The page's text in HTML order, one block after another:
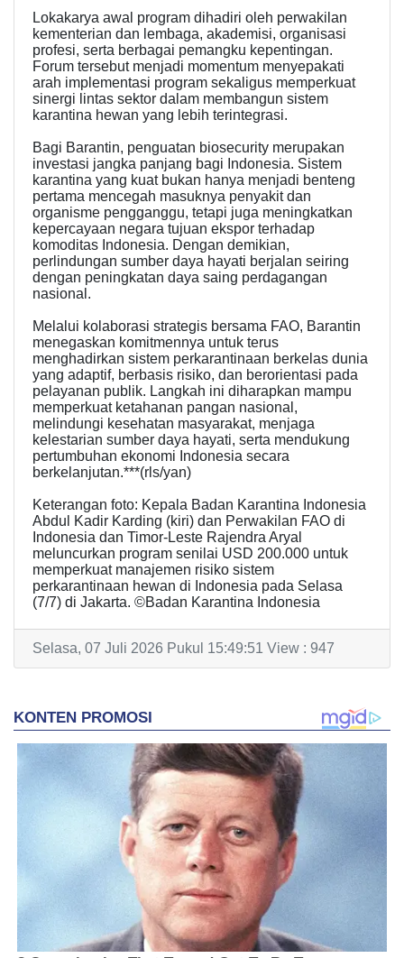
Lokakarya awal program dihadiri oleh perwakilan
kementerian dan lembaga, akademisi, organisasi
profesi, serta berbagai pemangku kepentingan.
Forum tersebut menjadi momentum menyepakati
arah implementasi program sekaligus memperkuat
sinergi lintas sektor dalam membangun sistem
karantina hewan yang lebih terintegrasi.
Bagi Barantin, penguatan biosecurity merupakan
investasi jangka panjang bagi Indonesia. Sistem
karantina yang kuat bukan hanya menjadi benteng
pertama mencegah masuknya penyakit dan
organisme pengganggu, tetapi juga meningkatkan
kepercayaan negara tujuan ekspor terhadap
komoditas Indonesia. Dengan demikian,
perlindungan sumber daya hayati berjalan seiring
dengan peningkatan daya saing perdagangan
nasional.
Melalui kolaborasi strategis bersama FAO, Barantin
menegaskan komitmennya untuk terus
menghadirkan sistem perkarantinaan berkelas dunia
yang adaptif, berbasis risiko, dan berorientasi pada
pelayanan publik. Langkah ini diharapkan mampu
memperkuat ketahanan pangan nasional,
melindungi kesehatan masyarakat, menjaga
kelestarian sumber daya hayati, serta mendukung
pertumbuhan ekonomi Indonesia secara
berkelanjutan.***(rls/yan)
Keterangan foto: Kepala Badan Karantina Indonesia
Abdul Kadir Karding (kiri) dan Perwakilan FAO di
Indonesia dan Timor-Leste Rajendra Aryal
meluncurkan program senilai USD 200.000 untuk
memperkuat manajemen risiko sistem
perkarantinaan hewan di Indonesia pada Selasa
(7/7) di Jakarta. ©️Badan Karantina Indonesia
Selasa, 07 Juli 2026 Pukul 15:49:51 View : 947